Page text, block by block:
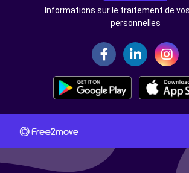
Informations sur le traitement de
personnelles